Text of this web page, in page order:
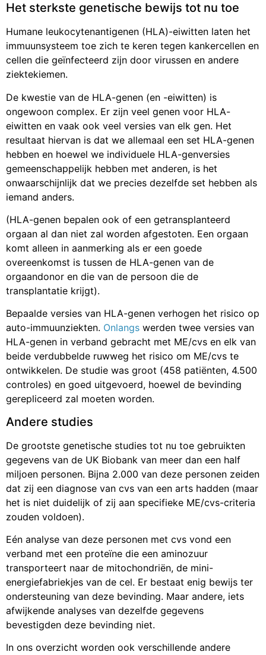
Het sterkste genetische bewijs tot nu toe
Humane leukocytenantigenen (HLA)-eiwitten laten het
immuunsysteem toe zich te keren tegen kankercellen en
cellen die geïnfecteerd zijn door virussen en andere
ziektekiemen.
De kwestie van de HLA-genen (en -eiwitten) is
ongewoon complex. Er zijn veel genen voor HLA-
eiwitten en vaak ook veel versies van elk gen. Het
resultaat hiervan is dat we allemaal een set HLA-genen
hebben en hoewel we individuele HLA-genversies
gemeenschappelijk hebben met anderen, is het
onwaarschijnlijk dat we precies dezelfde set hebben als
iemand anders.
(HLA-genen bepalen ook of een getransplanteerd
orgaan al dan niet zal worden afgestoten. Een orgaan
komt alleen in aanmerking als er een goede
overeenkomst is tussen de HLA-genen van de
orgaandonor en die van de persoon die de
transplantatie krijgt).
Bepaalde versies van HLA-genen verhogen het risico op
auto-immuunziekten. Onlangs werden twee versies van
HLA-genen in verband gebracht met ME/cvs en elk van
beide verdubbelde ruwweg het risico om ME/cvs te
ontwikkelen. De studie was groot (458 patiënten, 4.500
controles) en goed uitgevoerd, hoewel de bevinding
gerepliceerd zal moeten worden.
Andere studies
De grootste genetische studies tot nu toe gebruikten
gegevens van de UK Biobank van meer dan een half
miljoen personen. Bijna 2.000 van deze personen zeiden
dat zij een diagnose van cvs van een arts hadden (maar
het is niet duidelijk of zij aan specifieke ME/cvs-criteria
zouden voldoen).
Eén analyse van deze personen met cvs vond een
verband met een proteïne die een aminozuur
transporteert naar de mitochondriën, de mini-
energiefabriekjes van de cel. Er bestaat enig bewijs ter
ondersteuning van deze bevinding. Maar andere, iets
afwijkende analyses van dezelfde gegevens
bevestigden deze bevinding niet.
In ons overzicht worden ook verschillende andere